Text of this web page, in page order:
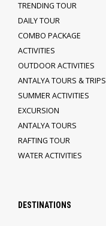
TRENDING TOUR
DAILY TOUR
COMBO PACKAGE
ACTIVITIES
OUTDOOR ACTIVITIES
ANTALYA TOURS & TRIPS
SUMMER ACTIVITIES
EXCURSION
ANTALYA TOURS
RAFTING TOUR
WATER ACTIVITIES
DESTINATIONS